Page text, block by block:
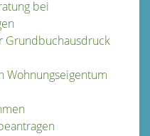
bei
Grundbuchausdruck
Wohnungseigentum